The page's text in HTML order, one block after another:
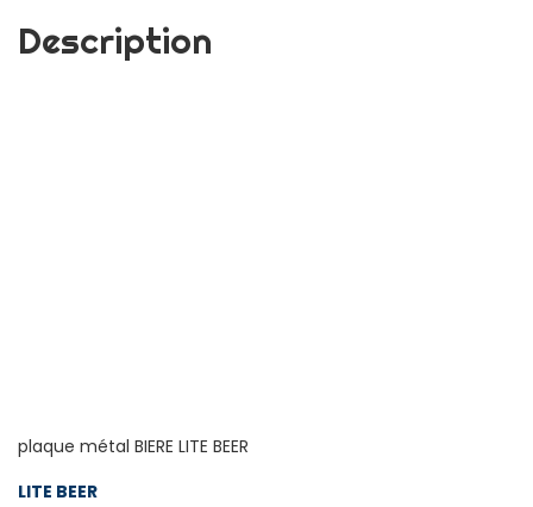
Description
plaque métal BIERE LITE BEER
LITE BEER